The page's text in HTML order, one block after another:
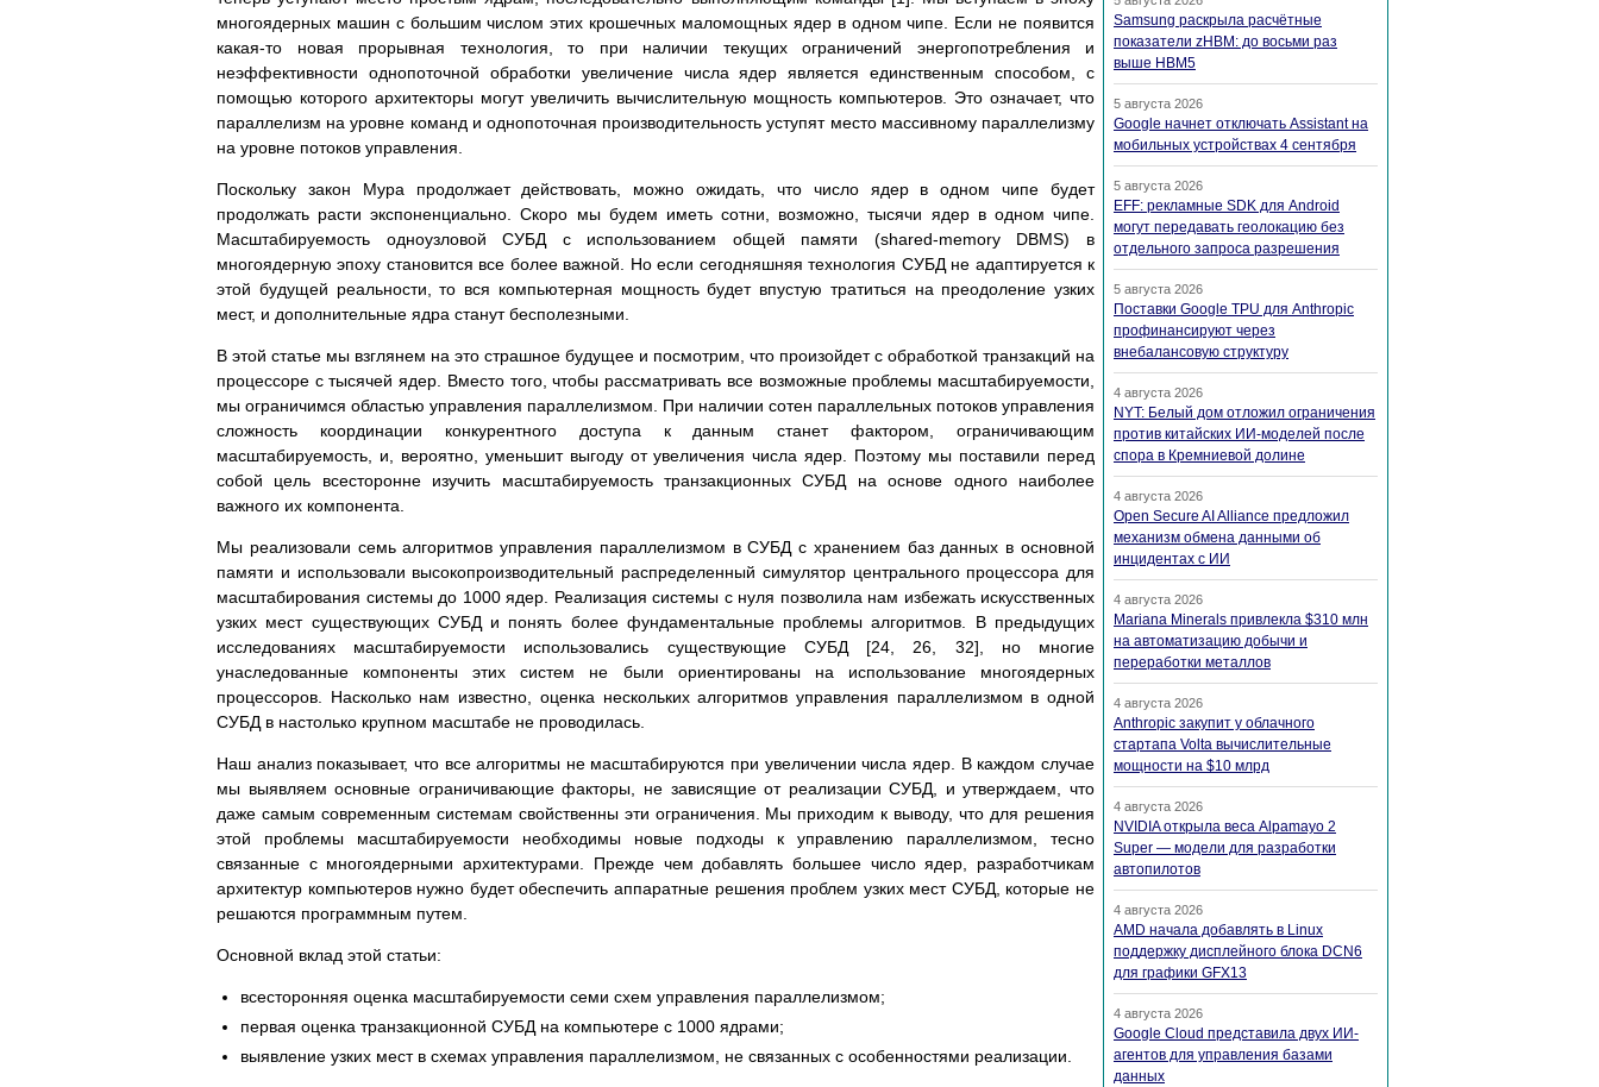
многоядерных машин с большим числом этих крошечных маломощных ядер в одном чипе. Если не появится
какая-то новая прорывная технология, то при наличии текущих ограничений энергопотребления и
неэффективности однопоточной обработки увеличение числа ядер является единственным способом, с
помощью которого архитекторы могут увеличить вычислительную мощность компьютеров. Это означает, что
параллелизм на уровне команд и однопоточная производительность уступят место массивному параллелизму
на уровне потоков управления.
Поскольку закон Мура продолжает действовать, можно ожидать, что число ядер в одном чипе будет
продолжать расти экспоненциально. Скоро мы будем иметь сотни, возможно, тысячи ядер в одном чипе.
Масштабируемость одноузловой СУБД с использованием общей памяти (shared-memory DBMS) в
многоядерную эпоху становится все более важной. Но если сегодняшняя технология СУБД не адаптируется к
этой будущей реальности, то вся компьютерная мощность будет впустую тратиться на преодоление узких
мест, и дополнительные ядра станут бесполезными.
В этой статье мы взглянем на это страшное будущее и посмотрим, что произойдет с обработкой транзакций на
процессоре с тысячей ядер. Вместо того, чтобы рассматривать все возможные проблемы масштабируемости,
мы ограничимся областью управления параллелизмом. При наличии сотен параллельных потоков управления
сложность координации конкурентного доступа к данным станет фактором, ограничивающим
масштабируемость, и, вероятно, уменьшит выгоду от увеличения числа ядер. Поэтому мы поставили перед
собой цель всесторонне изучить масштабируемость транзакционных СУБД на основе одного наиболее
важного их компонента.
Мы реализовали семь алгоритмов управления параллелизмом в СУБД с хранением баз данных в основной
памяти и использовали высокопроизводительный распределенный симулятор центрального процессора для
масштабирования системы до 1000 ядер. Реализация системы с нуля позволила нам избежать искусственных
узких мест существующих СУБД и понять более фундаментальные проблемы алгоритмов. В предыдущих
исследованиях масштабируемости использовались существующие СУБД [24, 26, 32], но многие
унаследованные компоненты этих систем не были ориентированы на использование многоядерных
процессоров. Насколько нам известно, оценка нескольких алгоритмов управления параллелизмом в одной
СУБД в настолько крупном масштабе не проводилась.
Наш анализ показывает, что все алгоритмы не масштабируются при увеличении числа ядер. В каждом случае
мы выявляем основные ограничивающие факторы, не зависящие от реализации СУБД, и утверждаем, что
даже самым современным системам свойственны эти ограничения. Мы приходим к выводу, что для решения
этой проблемы масштабируемости необходимы новые подходы к управлению параллелизмом, тесно
связанные с многоядерными архитектурами. Прежде чем добавлять большее число ядер, разработчикам
архитектур компьютеров нужно будет обеспечить аппаратные решения проблем узких мест СУБД, которые не
решаются программным путем.
Основной вклад этой статьи:
всесторонняя оценка масштабируемости семи схем управления параллелизмом;
первая оценка транзакционной СУБД на компьютере с 1000 ядрами;
выявление узких мест в схемах управления параллелизмом, не связанных с особенностями реализации.
Samsung раскрыла расчётные
показатели zHBM: до восьми раз
выше HBM5
5 августа 2026
Google начнет отключать Assistant на
мобильных устройствах 4 сентября
5 августа 2026
EFF: рекламные SDK для Android
могут передавать геолокацию без
отдельного запроса разрешения
5 августа 2026
Поставки Google TPU для Anthropic
профинансируют через
внебалансовую структуру
4 августа 2026
NYT: Белый дом отложил ограничения
против китайских ИИ-моделей после
спора в Кремниевой долине
4 августа 2026
Open Secure AI Alliance предложил
механизм обмена данными об
инцидентах с ИИ
4 августа 2026
Mariana Minerals привлекла $310 млн
на автоматизацию добычи и
переработки металлов
4 августа 2026
Anthropic закупит у облачного
стартапа Volta вычислительные
мощности на $10 млрд
4 августа 2026
NVIDIA открыла веса Alpamayo 2
Super — модели для разработки
автопилотов
4 августа 2026
AMD начала добавлять в Linux
поддержку дисплейного блока DCN6
для графики GFX13
4 августа 2026
Google Cloud представила двух ИИ-
агентов для управления базами
данных